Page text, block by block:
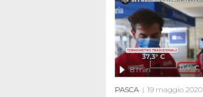
8 min
PASCA 19 maggio 2020